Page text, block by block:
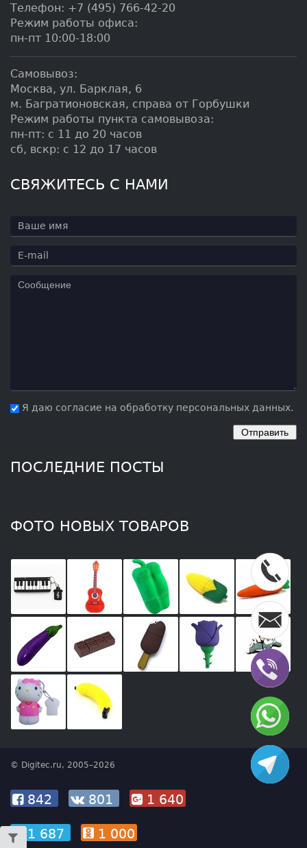
Телефон: +7 (495) 766-42-20
Режим работы офиса:
пн-пт 10:00-18:00
Самовывоз:
Москва, ул. Барклая, 6
м. Багратионовская, справа от Горбушки
Режим работы пункта самовывоза:
пн-пт: с 11 до 20 часов
сб, вскр: с 12 до 17 часов
СВЯЖИТЕСЬ С НАМИ
Я даю согласие на обработку персональных данных.
ПОСЛЕДНИЕ ПОСТЫ
ФОТО НОВЫХ ТОВАРОВ
© Digitec.ru, 2005–2026
842 801 1 640
1 687 1 000